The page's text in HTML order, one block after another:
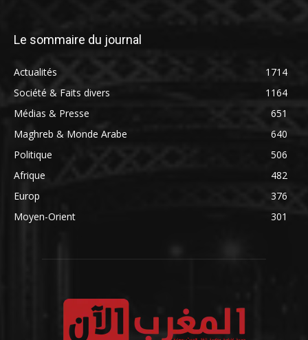
Le sommaire du journal
Actualités
1714
Société & Faits divers
1164
Médias & Presse
651
Maghreb & Monde Arabe
640
Politique
506
Afrique
482
Europ
376
Moyen-Orient
301